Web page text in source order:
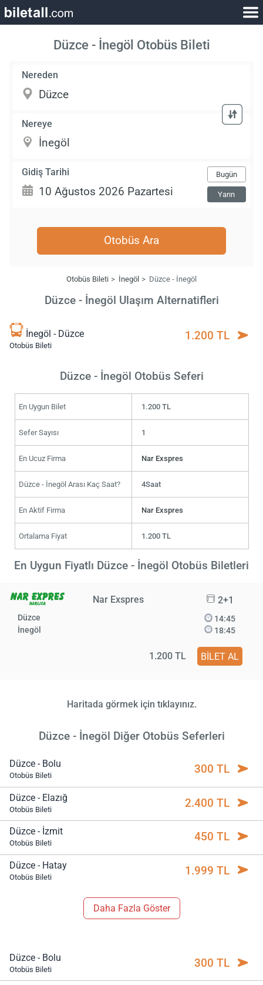
Düzce - İnegöl Otobüs Bileti
Nereden
Nereye
Gidiş Tarihi Bugün
Yarın
Otobüs Ara
Otobüs Bileti İnegöl Düzce - İnegöl
Düzce - İnegöl Ulaşım Alternatifleri
İnegöl - Düzce
Otobüs Bileti
1.200 TL
Düzce - İnegöl Otobüs Seferi
En Uygun Bilet 1.200 TL
Sefer Sayısı 1
En Ucuz Firma Nar Exspres
Düzce - İnegöl Arası Kaç Saat? 4Saat
En Aktif Firma Nar Exspres
Ortalama Fiyat 1.200 TL
En Uygun Fiyatlı Düzce - İnegöl Otobüs Biletleri
Nar Exspres 2+1
Düzce
İnegöl
14:45
18:45
1.200 TL BİLET AL
Haritada görmek için tıklayınız.
Düzce - İnegöl Diğer Otobüs Seferleri
Düzce - Bolu
Otobüs Bileti 300 TL
Düzce - Elazığ
Otobüs Bileti 2.400 TL
Düzce - İzmit
Otobüs Bileti 450 TL
Düzce - Hatay
Otobüs Bileti 1.999 TL
Daha Fazla Göster
Düzce - Bolu
Otobüs Bileti 300 TL